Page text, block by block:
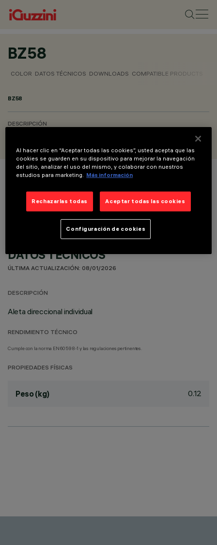
BZ58
COLOR DATOS TÉCNICOS DOWNLOADS COMPATIBLE PRODUCTS
BZ58
DESCRIPCIÓN
DATOS TÉCNICOS
ÚLTIMA ACTUALIZACIÓN: 08/01/2026
DESCRIPCIÓN
Aleta direccional individual
RENDIMIENTO TÉCNICO
Cumple con la norma EN60598-1 y las regulaciones pertinentes.
PROPIEDADES FÍSICAS
Peso (kg) 0.12
Al hacer clic en “Aceptar todas las cookies”, usted acepta que las
cookies se guarden en su dispositivo para mejorar la navegación
del sitio, analizar el uso del mismo, y colaborar con nuestros
estudios para marketing.
Más información
Rechazarlas todas Aceptar todas las cookies
Configuración de cookies